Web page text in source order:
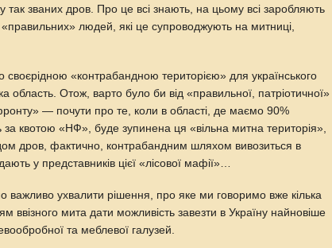
так званих дров. Про це всі знають, на цьому всі заробляють
«правильних» людей, які це супроводжують на митниці,
своєрідною «контрабандною територією» для українського
область. Отож, варто було би від «правильної, патріотичної»
— почути про те, коли в області, де маємо 90%
за квотою «НФ», буде зупинена ця «вільна митна територія»,
дров, фактично, контрабандним шляхом вивозиться в
у представників цієї «лісової мафії»…
важливо ухвалити рішення, про яке ми говоримо вже кілька
ввізного мита дати можливість завезти в Україну найновіше
та меблевої галузей.